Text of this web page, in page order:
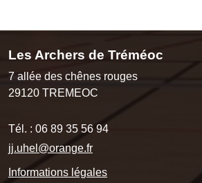
Les Archers de Tréméoc
7 allée des chênes rouges
29120 TREMEOC
Tél. : 06 89 35 56 94
jj.uhel@orange.fr
Informations légales